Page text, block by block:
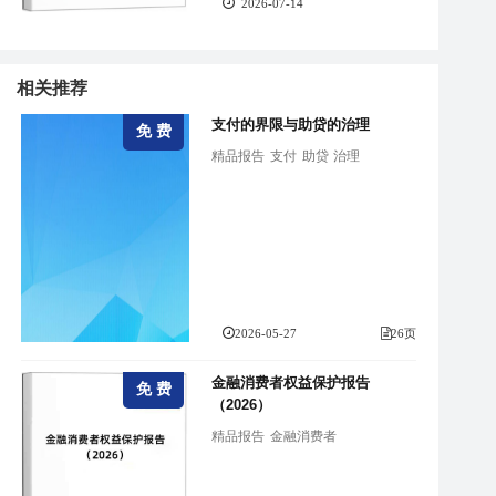
2026-07-14
相关推荐
免 费 支付的界限与助贷的治理
精品报告 支付 助贷 治理
2026-05-27 26页
免 费
金融消费者权益保护报告
（2026）
精品报告 金融消费者